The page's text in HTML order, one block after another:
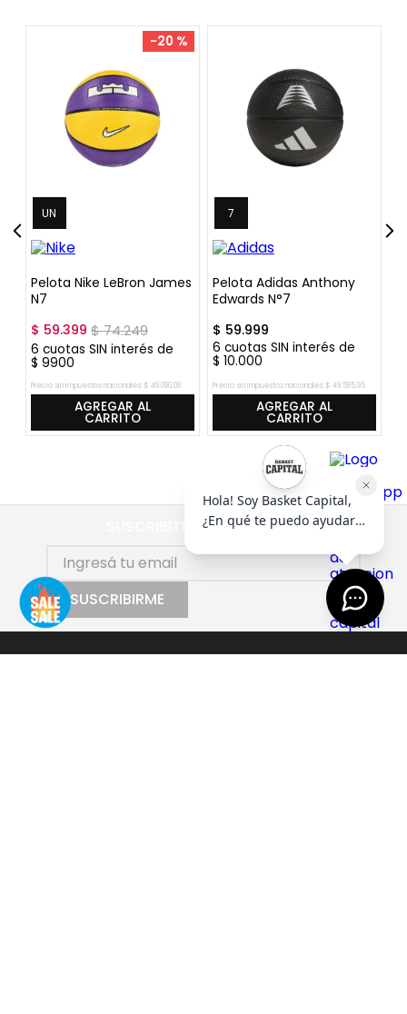
-20 %
UN
Pelota Nike LeBron James
N7
$ 59.399 $74.249
6 cuotas SIN interés de
$ 9900
Precio sin impuestos nacionales: $ 49.090,08
AGREGAR AL
CARRITO
7
Pelota Adidas Anthony
Edwards N°7
$ 59.999
6 cuotas SIN interés de
$ 10.000
Precio sin impuestos nacionales: $ 49. 585,95
AGREGAR AL
CARRITO
SUSCRIBITE AL NEWSLETTER
SUSCRIBIRME
AYUDA +